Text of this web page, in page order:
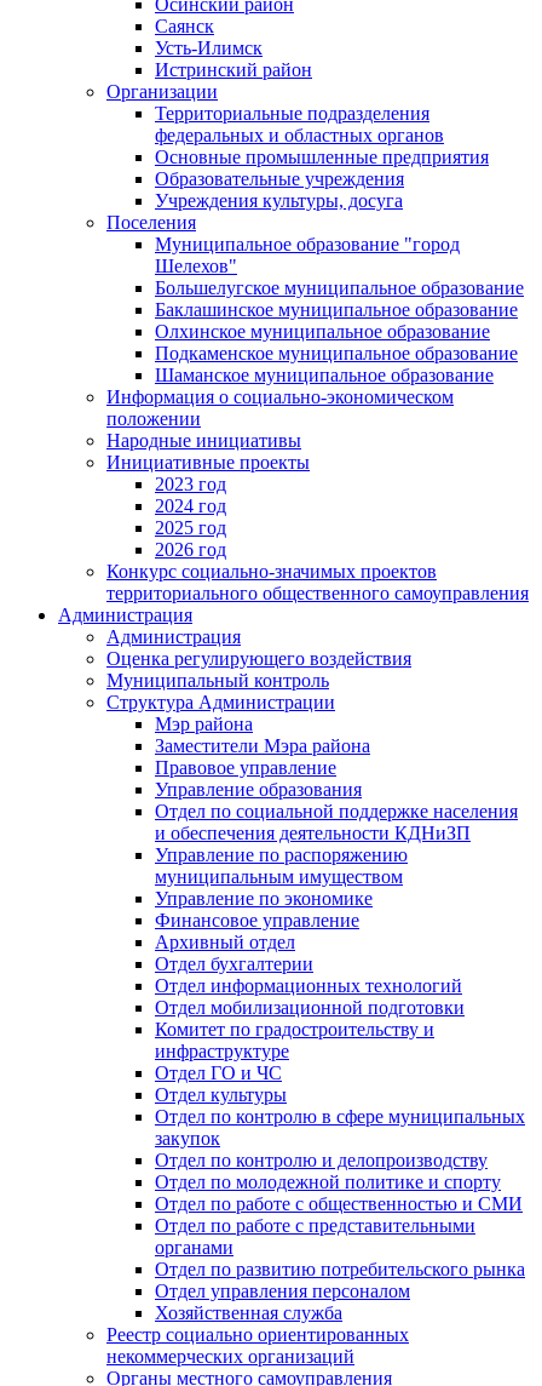
Саянск
Усть-Илимск
Истринский район
Организации
Территориальные подразделения
федеральных и областных органов
Основные промышленные предприятия
Образовательные учреждения
Учреждения культуры, досуга
Поселения
Муниципальное образование "город
Шелехов"
Большелугское муниципальное образование
Баклашинское муниципальное образование
Олхинское муниципальное образование
Подкаменское муниципальное образование
Шаманское муниципальное образование
Информация о социально-экономическом
положении
Народные инициативы
Инициативные проекты
2023 год
2024 год
2025 год
2026 год
Конкурс социально-значимых проектов
территориального общественного самоуправления
Администрация
Администрация
Оценка регулирующего воздействия
Муниципальный контроль
Структура Администрации
Мэр района
Заместители Мэра района
Правовое управление
Управление образования
Отдел по социальной поддержке населения
и обеспечения деятельности КДНиЗП
Управление по распоряжению
муниципальным имуществом
Управление по экономике
Финансовое управление
Архивный отдел
Отдел бухгалтерии
Отдел информационных технологий
Отдел мобилизационной подготовки
Комитет по градостроительству и
инфраструктуре
Отдел ГО и ЧС
Отдел культуры
Отдел по контролю в сфере муниципальных
закупок
Отдел по контролю и делопроизводству
Отдел по молодежной политике и спорту
Отдел по работе с общественностью и СМИ
Отдел по работе с представительными
органами
Отдел по развитию потребительского рынка
Отдел управления персоналом
Хозяйственная служба
Реестр социально ориентированных
некоммерческих организаций
Органы местного самоуправления